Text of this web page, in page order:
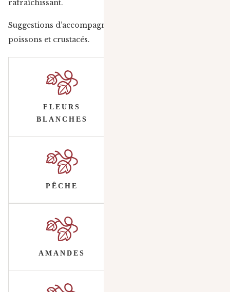
rafraîchissant.
Suggestions d’accompagnement : apéritif, volailles,
poissons et crustacés.
FLEURS
BLANCHES
PÊCHE
AMANDES